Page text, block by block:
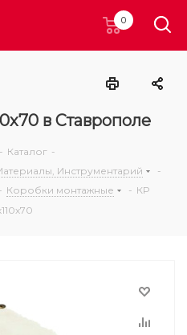
0
в Ставрополе
- Каталог -
Инструментарий
-
- Коробки монтажные - КР